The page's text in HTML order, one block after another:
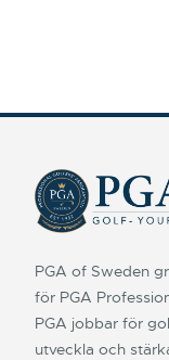
PGA of Sweden
för PGA
PGA jobbar för
utveckla och